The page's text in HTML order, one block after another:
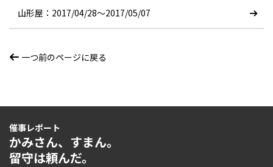
山形屋：2017/04/28〜2017/05/07
一つ前のページに戻る
催事レポート
かみさん、すまん。
留守は頼んだ。